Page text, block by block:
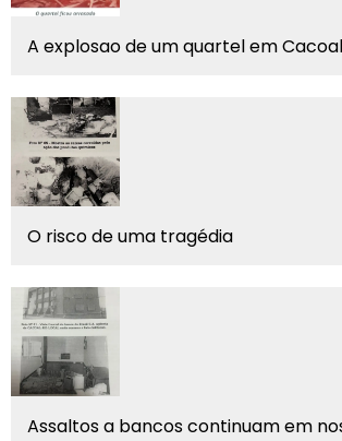
A explosao de um quartel em Cacoal
O risco de uma tragédia
Assaltos a bancos continuam em